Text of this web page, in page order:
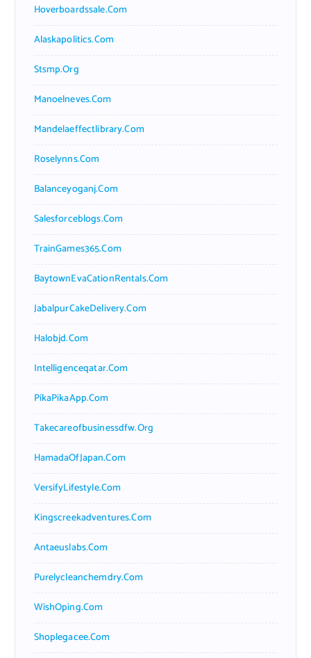
Hoverboardssale.com
Alaskapolitics.com
Stsmp.org
Manoelneves.com
Mandelaeffectlibrary.com
Roselynns.com
Balanceyoganj.com
Salesforceblogs.com
TrainGames365.com
BaytownEvaCationRentals.com
JabalpurCakeDelivery.com
Halobjd.com
Intelligenceqatar.com
PikaPikaApp.com
Takecareofbusinessdfw.org
HamadaOfJapan.com
VersifyLifestyle.com
Kingscreekadventures.com
Antaeuslabs.com
Purelycleanchemdry.com
WishOping.com
Shoplegacee.com